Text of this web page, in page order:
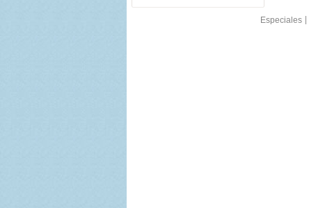
Especiales